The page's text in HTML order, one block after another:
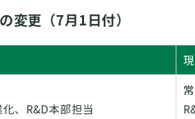
変更（7月1日付）
、R&D本部担当